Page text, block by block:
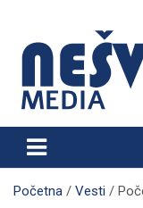
content
Nešvil
Početna Vesti